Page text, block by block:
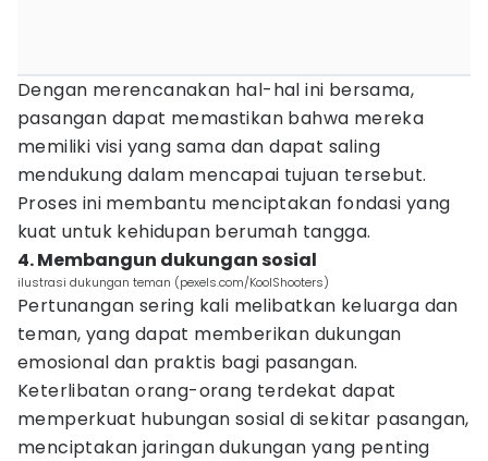
Dengan merencanakan hal-hal ini bersama,
pasangan dapat memastikan bahwa mereka
memiliki visi yang sama dan dapat saling
mendukung dalam mencapai tujuan tersebut.
Proses ini membantu menciptakan fondasi yang
kuat untuk kehidupan berumah tangga.
4. Membangun dukungan sosial
ilustrasi dukungan teman (pexels.com/KoolShooters)
Pertunangan sering kali melibatkan keluarga dan
teman, yang dapat memberikan dukungan
emosional dan praktis bagi pasangan.
Keterlibatan orang-orang terdekat dapat
memperkuat hubungan sosial di sekitar pasangan,
menciptakan jaringan dukungan yang penting